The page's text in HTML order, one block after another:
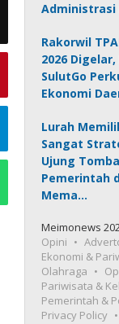
Rakorwil
2026
SulutGo
Ekonomi
Lurah
Sangat
Ujung
Pemerintah
Mema…
Meimonews
Opini
Ekonomi &
Olahraga
Pariwisata &
Pemerintah &
Privacy Policy